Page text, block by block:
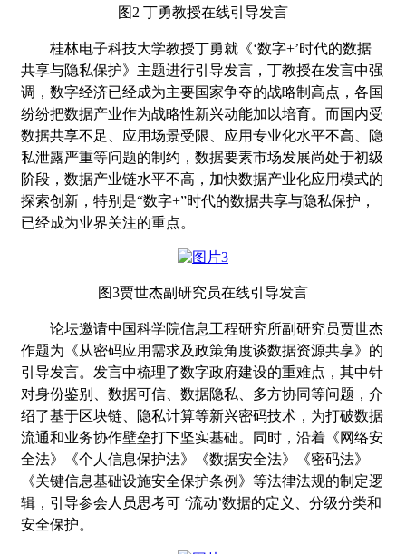
图2 丁勇教授在线引导发言
桂林电子科技大学教授丁勇就 《‘数字+’时代的数据
共享与隐私保护》 主题进行引导发言，丁教授在发言中强
调，数字经济已经成为主要国家争夺的战略制高点，各国
纷纷把数据产业作为战略性新兴动能加以培育。而国内受
数据共享不足、应用场景受限、应用专业化水平不高、隐
私泄露严重等问题的制约，数据要素市场发展尚处于初级
阶段，数据产业链水平不高，加快数据产业化应用模式的
探索创新，特别是“数字+”时代的数据共享与隐私保护，
已经成为业界关注的重点。
图3贾世杰副研究员在线引导发言
论坛邀请中国科学院信息工程研究所副研究员贾世杰
作题为《从密码应用需求及政策角度谈数据资源共享》的
引导发言。发言中梳理了数字政府建设的重难点，其中针
对身份鉴别、数据可信、数据隐私、多方协同等问题，介
绍了基于区块链、隐私计算等新兴密码技术，为打破数据
流通和业务协作壁垒打下坚实基础。同时，沿着《网络安
全法》《个人信息保护法》《数据安全法》《密码法》
《关键信息基础设施安全保护条例》等法律法规的制定逻
辑，引导参会人员思考可 ‘流动’数据的定义、分级分类和
安全保护。